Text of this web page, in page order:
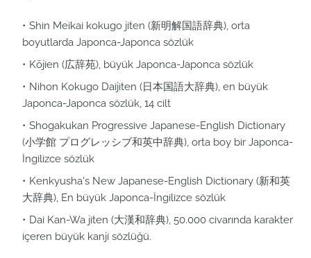
Shin Meikai kokugo jiten (新明解国語辞典), orta
boyutlarda Japonca-Japonca sözlük
Kōjien (広辞苑), büyük Japonca-Japonca sözlük
Nihon Kokugo Daijiten (日本国語大辞典), en büyük
Japonca-Japonca sözlük, 14 cilt
Shogakukan Progressive Japanese-English Dictionary
(小学館 プログレッシブ和英中辞典), orta boy bir Japonca-
İngilizce sözlük
Kenkyusha's New Japanese-English Dictionary (新和英
大辞典), En büyük Japonca-İngilizce sözlük
Dai Kan-Wa jiten (大漢和辞典), 50.000 civarında karakter
içeren büyük kanji sözlüğü.